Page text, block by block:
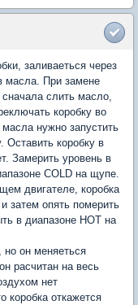
заливаеться через
масла. При замене
слить масло,
коробку во
нужно запустить
Оставить коробку в
Замерить уровень в
COLD на щупе.
двигателе, коробка
затем опять померить
в диапазоне HOT на
но он меняеться
расчитан на весь
нет
коробка откажется